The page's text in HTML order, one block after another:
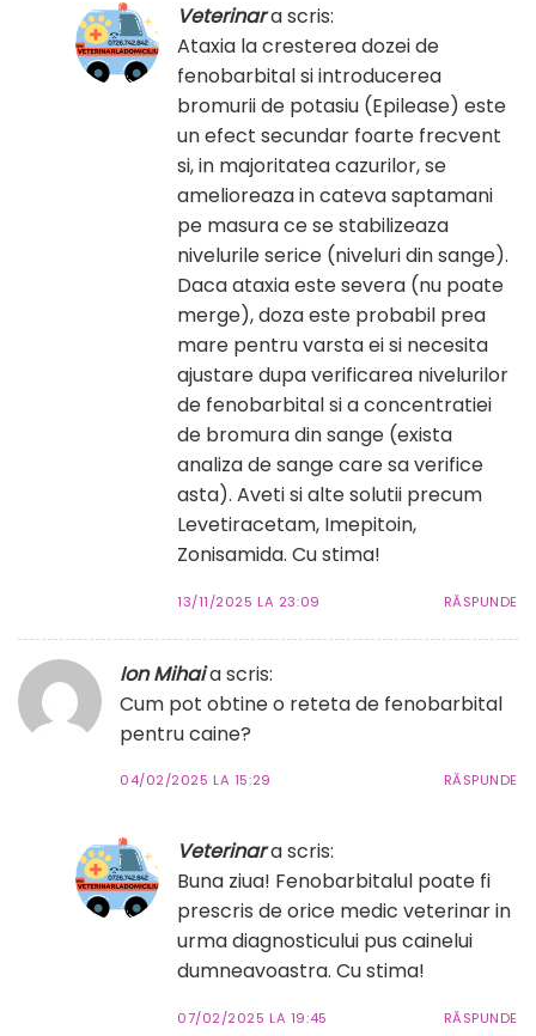
Veterinara scris:
Ataxia la cresterea dozei de
fenobarbital si introducerea
bromurii de potasiu (Epilease) este
un efect secundar foarte frecvent
si, in majoritatea cazurilor, se
amelioreaza in cateva saptamani
pe masura ce se stabilizeaza
nivelurile serice (niveluri din sange).
Daca ataxia este severa (nu poate
merge), doza este probabil prea
mare pentru varsta ei si necesita
ajustare dupa verificarea nivelurilor
de fenobarbital si a concentratiei
de bromura din sange (exista
analiza de sange care sa verifice
asta). Aveti si alte solutii precum
Levetiracetam, Imepitoin,
Zonisamida. Cu stima!
13/11/2025 LA 23:09 RĂSPUNDE
Ion Mihaia scris:
Cum pot obtine o reteta de fenobarbital
pentru caine?
04/02/2025 LA 15:29 RĂSPUNDE
Veterinara scris:
Buna ziua! Fenobarbitalul poate fi
prescris de orice medic veterinar in
urma diagnosticului pus cainelui
dumneavoastra. Cu stima!
07/02/2025 LA 19:45 RĂSPUNDE